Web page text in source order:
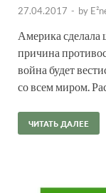
27.04.2017 - by
Америка сделала
причина
война будет
со всем миром.
ЧИТАТЬ ДАЛЕЕ